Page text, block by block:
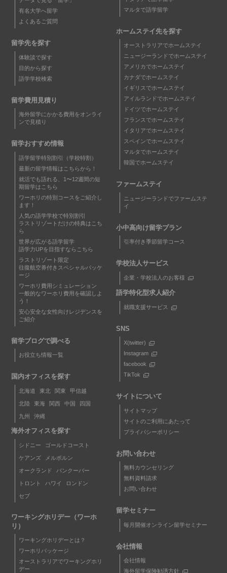
有名大学へ留学
よくあるご質問
留学先を探す
体験談で探す
目的から探す
語学学校検索
留学費用見積り
海外留学にかかる費用をオンライ
ンで見積り
留学おすすめ情報
語学留学特別割引（学校特割）
最新の留学情報はこちらから！
就活でも語れる、1〜12週間の短
期留学はこちら
ワーホリの特別コースをご紹介し
ます！
人気の語学学校で特別割引
ラストリゾートだけの特典はこち
ら
世界が広がる語学留学
語学力UPを目指すならこちら
ラストリゾート限定
往復航空券付きスペシャルパッケ
ージ
ワーホリ費用シミュレーション
一般的なワーホリ費用を確認しよ
う！
安心安全な女性向けレジデンスを
ご紹介
留学ブログで調べる
お役立ち情報一覧
国内オフィスを探す
北海道 東北 関東 甲信越
北陸 東海 関西 中国 四国
九州 沖縄
海外オフィスを探す
シドニー ゴールドコースト
ケアンズ メルボルン
オークランド バンクーバー
トロント ハワイ ロンドン
セブ
ワーキングホリデー（ワーホ
リ）
ワーキングホリデーとは？
ワーホリパッケージ
オーストラリアでワーキングホリ
デー
マルタで語学留学
ホームステイ先を探す
オーストラリアでホームステイ
ニュージーランドでホームステイ
アメリカでホームステイ
カナダでホームステイ
イギリスでホームステイ
アイルランドでホームステイ
ドイツでホームステイ
フランスでホームステイ
イタリアでホームステイ
スペインでホームステイ
マルタでホームステイ
韓国でホームステイ
ファームステイ
ニュージーランドでファームステ
イ
小中高向け留学プラン
引率付き季節留学コース
学校法人サービス
企業・学校法人のお客様
語学特化型求人紹介
就職支援サービス
SNS
X(twitter)
Instagram
facebook
TikTok
サイトについて
サイトマップ
サイトのご利用にあたって
プライバシーポリシー
お問い合わせ
無料カウンセリング
無料資料請求
お問い合わせ
留学セミナー
毎月開催オンライン留学セミナー
会社情報
会社情報
海外留学保険勧誘方針